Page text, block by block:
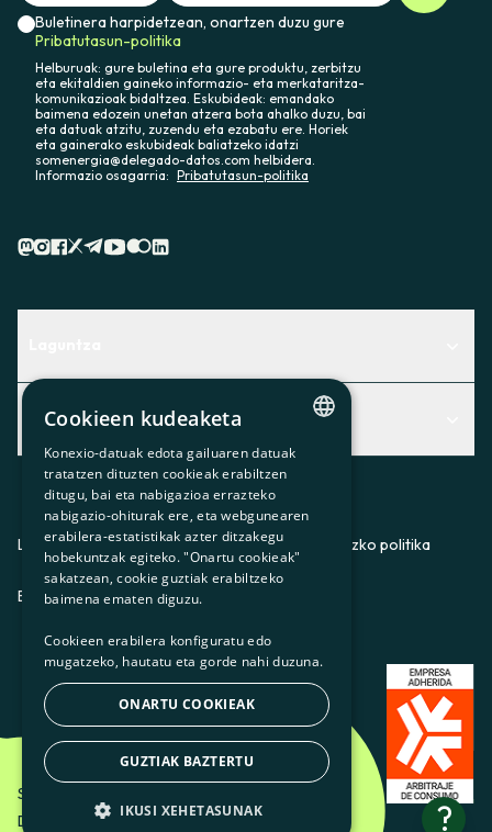
Buletinera harpidetzean, onartzen duzu gure
Pribatutasun-politika
Helburuak: gure buletina eta gure produktu, zerbitzu
eta ekitaldien gaineko informazio- eta merkataritza-
komunikazioak bidaltzea. Eskubideak: emandako
baimena edozein unetan atzera bota ahalko duzu, bai
eta datuak atzitu, zuzendu eta ezabatu ere. Horiek
eta gainerako eskubideak baliatzeko idatzi
somenergia@delegado-datos.com helbidera.
Informazio osagarria: Pribatutasun-politika
Centro de Ayuda
Aurkitu zerbitzurik egokiena zuretzat
Contacto
Albisteak
Albisteak
Bazkideen txokoa
Prentsa
Gurekin lan egin
Lege-oharraPribatutasun-politikaCookieei buruzko politika
ES CAGLEU
Som Energia SCCL - 2026
Diseinatzailea: Etéreo Design.
?
CATALAN
SPANISH
GL
BASQUE
Cookieen kudeaketa
Konexio-datuak edota gailuaren datuak
tratatzen dituzten cookieak erabiltzen
ditugu, bai eta nabigazioa errazteko
nabigazio-ohiturak ere, eta webgunearen
erabilera-estatistikak azter ditzakegu
hobekuntzak egiteko. "Onartu cookieak"
sakatzean, cookie guztiak erabiltzeko
baimena ematen diguzu.
Cookieen erabilera konfiguratu edo
mugatzeko, hautatu eta gorde nahi duzuna.
ONARTU COOKIEAK
GUZTIAK BAZTERTU
IKUSI XEHETASUNAK